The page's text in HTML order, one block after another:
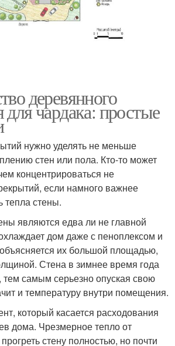
деревянного
чардака: простые
нужно уделять не меньше
стен или пола. Кто-то может
концентрироваться не
если намного важнее
тепла стены.
являются едва ли не главной
дом даже с пеноплексом и
их большой площадью,
Стена в зимнее время года
тем самым серьезно опуская свою
и температуру внутри помещения.
который касается расходования
дома. Чрезмерное тепло от
стену полностью, но почти